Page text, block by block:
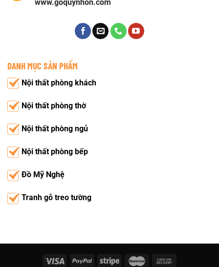
www.goquynhon.com
DANH MỤC SẢN PHẨM
Nội thất phòng khách
Nội thất phòng thờ
Nội thất phòng ngủ
Nội thất phòng bếp
Đồ Mỹ Nghệ
Tranh gỗ treo tường